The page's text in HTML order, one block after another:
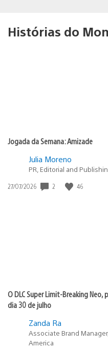
Histórias do
Jogada da Semana: Amizade
Julia Moreno
PR, Editorial and
Data
27/07/2026 2 46
O DLC Super Limit-Breaking Neo,
dia 30 de julho
Zanda Ra
Associate Brand
America